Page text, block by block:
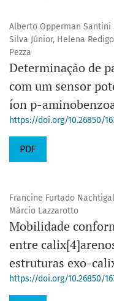
Alberto Opperman Santini
Silva Júnior, Helena
Pezza
Determinação de
com um sensor
íon p-
https://doi.org/10.26850/
PDF
Francine Furtado
Márcio Lazzarotto
Mobilidade
entre
estruturas exo-
https://doi.org/10.26850/